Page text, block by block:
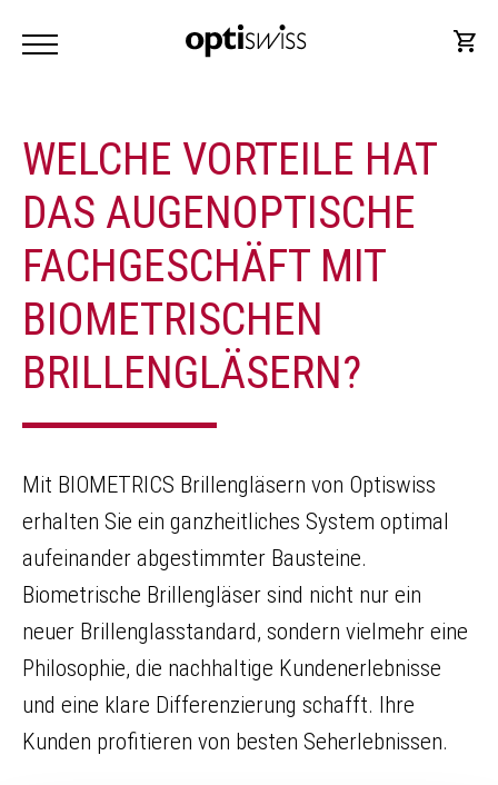
WELCHE VORTEILE HAT
DAS AUGENOPTISCHE
FACHGESCHÄFT MIT
BIOMETRISCHEN
BRILLENGLÄSERN?
Mit BIOMETRICS Brillengläsern von Optiswiss
erhalten Sie ein ganzheitliches System optimal
aufeinander abgestimmter Bausteine.
Biometrische Brillengläser sind nicht nur ein
neuer Brillenglasstandard, sondern vielmehr eine
Philosophie, die nachhaltige Kundenerlebnisse
und eine klare Differenzierung schafft. Ihre
Kunden profitieren von besten Seherlebnissen.